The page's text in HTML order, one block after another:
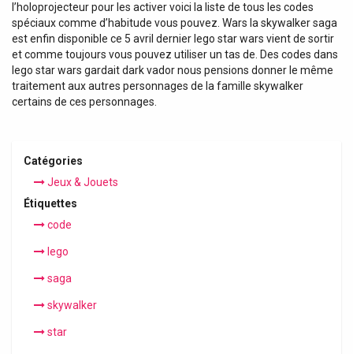
l’holoprojecteur pour les activer voici la liste de tous les codes
spéciaux comme d’habitude vous pouvez. Wars la skywalker saga
est enfin disponible ce 5 avril dernier lego star wars vient de sortir
et comme toujours vous pouvez utiliser un tas de. Des codes dans
lego star wars gardait dark vador nous pensions donner le même
traitement aux autres personnages de la famille skywalker
certains de ces personnages.
Catégories
Jeux & Jouets
Étiquettes
code
lego
saga
skywalker
star